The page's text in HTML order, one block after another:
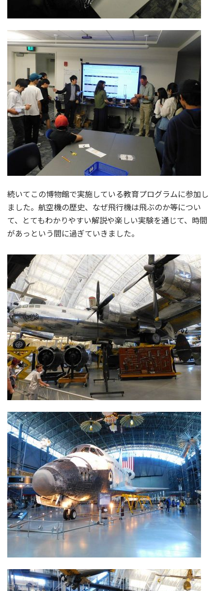
続いてこの博物館で実施している教育プログラムに参加し
ました。航空機の歴史、なぜ飛行機は飛ぶのか等につい
て、とてもわかりやすい解説や楽しい実験を通じて、時間
があっという間に過ぎていきました。